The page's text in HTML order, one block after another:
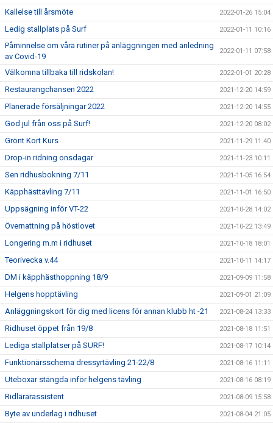
Kallelse till årsmöte 2022-01-26 15:04
Ledig stallplats på Surf 2022-01-11 10:16
Påminnelse om våra rutiner på anläggningen med anledning
av Covid-19
2022-01-11 07:58
Välkomna tillbaka till ridskolan! 2022-01-01 20:28
Restaurangchansen 2022 2021-12-20 14:59
Planerade försäljningar 2022 2021-12-20 14:55
God jul från oss på Surf! 2021-12-20 08:02
Grönt Kort Kurs 2021-11-29 11:40
Drop-in ridning onsdagar 2021-11-23 10:11
Sen ridhusbokning 7/11 2021-11-05 16:54
Käpphästtävling 7/11 2021-11-01 16:50
Uppsägning inför VT-22 2021-10-28 14:02
Övernattning på höstlovet 2021-10-22 13:49
Longering m.m i ridhuset 2021-10-18 18:01
Teorivecka v.44 2021-10-11 14:17
DM i käpphästhoppning 18/9 2021-09-09 11:58
Helgens hopptävling 2021-09-01 21:09
Anläggningskort för dig med licens för annan klubb ht -21 2021-08-24 13:33
Ridhuset öppet från 19/8 2021-08-18 11:51
Lediga stallplatser på SURF! 2021-08-17 10:14
Funktionärsschema dressyrtävling 21-22/8 2021-08-16 11:11
Uteboxar stängda inför helgens tävling 2021-08-16 08:19
Ridlärarassistent 2021-08-09 15:58
Byte av underlag i ridhuset 2021-08-04 21:05